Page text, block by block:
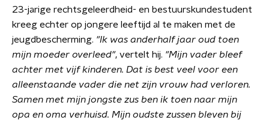
23-jarige rechtsgeleerdheid- en bestuurskundestudent
kreeg echter op jongere leeftijd al te maken met de
jeugdbescherming. "Ik was anderhalf jaar oud toen
mijn moeder overleed", vertelt hij. "Mijn vader bleef
achter met vijf kinderen. Dat is best veel voor een
alleenstaande vader die net zijn vrouw had verloren.
Samen met mijn jongste zus ben ik toen naar mijn
opa en oma verhuisd. Mijn oudste zussen bleven bij